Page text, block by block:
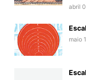
abril
maio